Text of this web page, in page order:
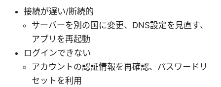
接続が遅い/断続的
サーバーを別の国に変更、DNS設定を見直す、
アプリを再起動
ログインできない
アカウントの認証情報を再確認、パスワードリ
セットを利用